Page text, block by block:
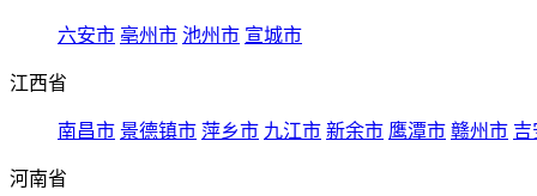
六安市 亳州市 池州市 宣城市
江西省
南昌市 景德镇市 萍乡市 九江市 新余市 鹰潭市 赣州市 吉
河南省